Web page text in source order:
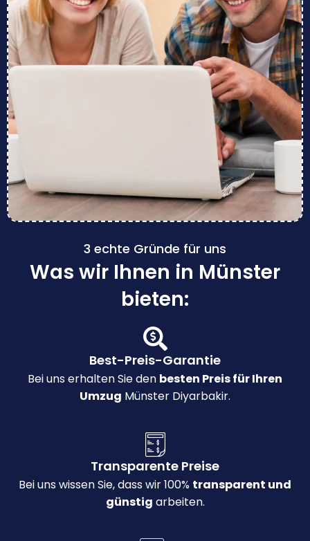
3 echte Gründe für uns
Was wir Ihnen in Münster
bieten:
Best-Preis-Garantie
Bei uns erhalten Sie den besten Preis für Ihren
Umzug Münster Diyarbakir.
Transparente Preise
Bei uns wissen Sie, dass wir 100% transparent und
günstig arbeiten.